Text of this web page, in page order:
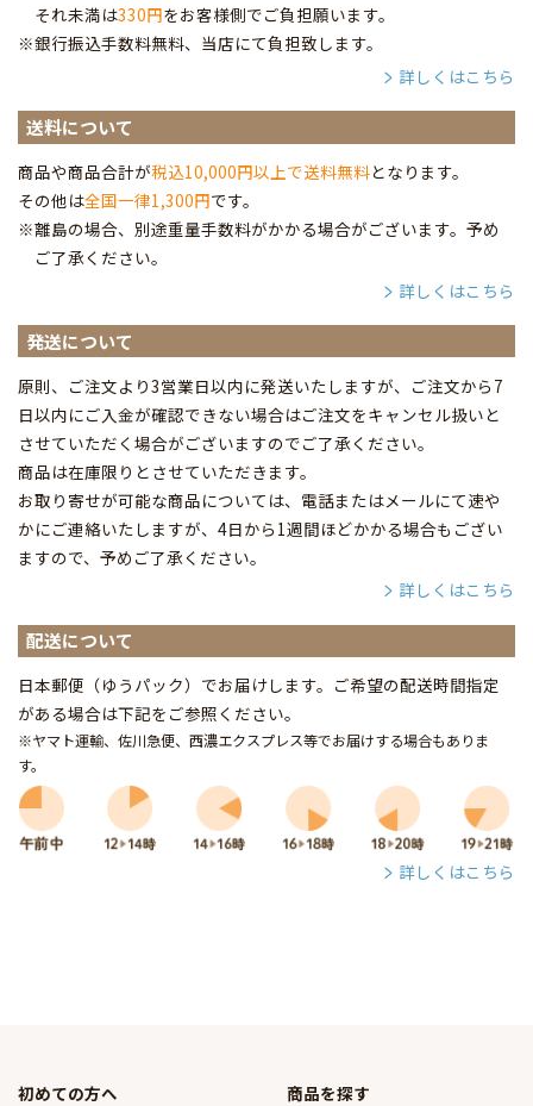
それ未満は330円をお客様側でご負担願います。
※銀行振込手数料無料、当店にて負担致します。
詳しくはこちら
送料について
商品や商品合計が税込10,000円以上で送料無料となります。
その他は全国一律1,300円です。
※離島の場合、別途重量手数料がかかる場合がございます。予め
ご了承ください。
詳しくはこちら
発送について
原則、ご注文より3営業日以内に発送いたしますが、ご注文から7
日以内にご入金が確認できない場合はご注文をキャンセル扱いと
させていただく場合がございますのでご了承ください。
商品は在庫限りとさせていただきます。
お取り寄せが可能な商品については、電話またはメールにて速や
かにご連絡いたしますが、4日から1週間ほどかかる場合もござい
ますので、予めご了承ください。
詳しくはこちら
配送について
日本郵便（ゆうパック）でお届けします。ご希望の配送時間指定
がある場合は下記をご参照ください。
※ヤマト運輸、佐川急便、西濃エクスプレス等でお届けする場合もありま
す。
詳しくはこちら
初めての方へ 商品を探す